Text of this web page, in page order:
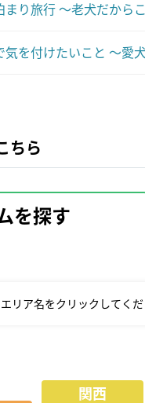
まり旅行 ～老犬だから
気を付けたいこと ～愛
ちら
を探す
エリア名をクリックしてく
関西